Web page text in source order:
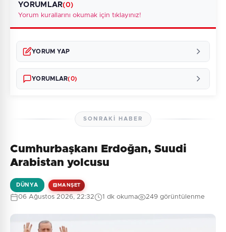
YORUMLAR(0)
Yorum kurallarını okumak için tıklayınız!
YORUM YAP
YORUMLAR(0)
Henüz yorum yapılmamış. İlk yorumu siz yapın!
SONRAKI HABER
Cumhurbaşkanı Erdoğan, Suudi
Arabistan yolcusu
DÜNYA MANŞET
06 Ağustos 2026, 22:32 1 dk okuma 249 görüntülenme